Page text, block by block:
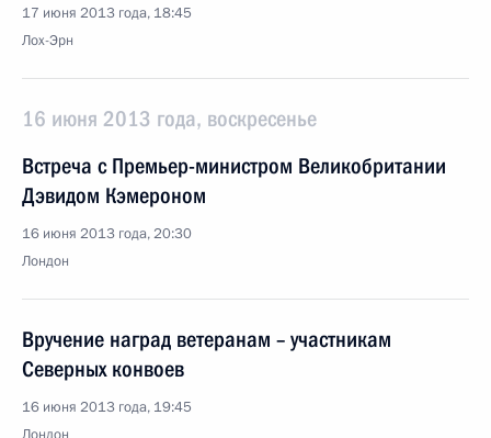
17 июня 2013 года, 18:45
Лох-Эрн
16 июня 2013 года, воскресенье
Встреча с Премьер-министром Великобритании
Дэвидом Кэмероном
16 июня 2013 года, 20:30
Лондон
Вручение наград ветеранам – участникам
Северных конвоев
16 июня 2013 года, 19:45